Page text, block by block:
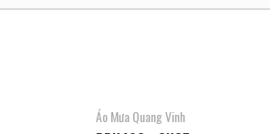
Áo Mưa Quang Vinh